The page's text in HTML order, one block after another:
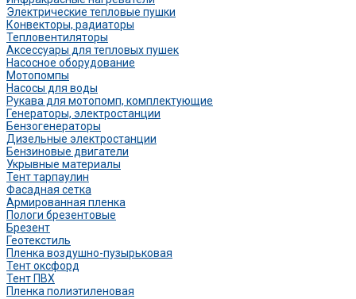
Электрические тепловые пушки
Конвекторы, радиаторы
Тепловентиляторы
Аксессуары для тепловых пушек
Насосное оборудование
Мотопомпы
Насосы для воды
Рукава для мотопомп, комплектующие
Генераторы, электростанции
Бензогенераторы
Дизельные электростанции
Бензиновые двигатели
Укрывные материалы
Тент тарпаулин
Фасадная сетка
Армированная пленка
Пологи брезентовые
Брезент
Геотекстиль
Пленка воздушно-пузырьковая
Тент оксфорд
Тент ПВХ
Пленка полиэтиленовая